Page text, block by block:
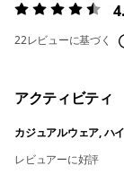
評価:4.5 / 5
22レビューに基づく
アクティビティ
カジュアルウェア, ハ
レビュアーに好評